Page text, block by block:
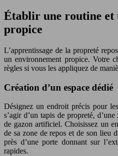
Établir une routine et
propice
L’apprentissage de la propreté
un environnement propice. Votre
règles si vous les appliquez de
Création d’un espace dédié
Désignez un endroit précis pour
s’agir d’un tapis de propreté,
de gazon artificiel. Choisissez un
de sa zone de repos et de son lieu
près d’une porte donnant sur
rapides.